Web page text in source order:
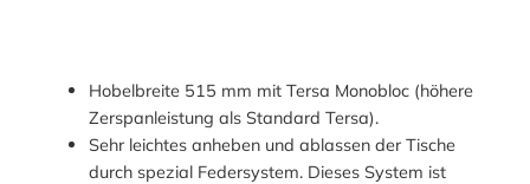
Hobelbreite 515 mm mit Tersa Monobloc (höhere
Zerspanleistung als Standard Tersa).
Sehr leichtes anheben und ablassen der Tische
durch spezial Federsystem. Dieses System ist